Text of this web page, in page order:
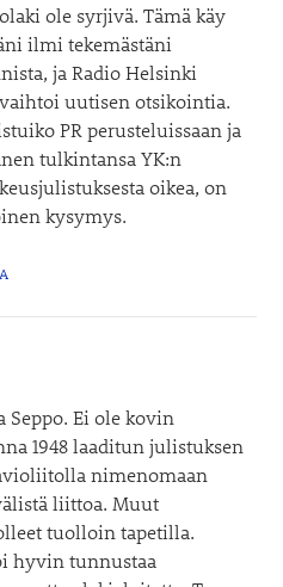
ole syrjivä. Tämä käy
ilmi tekemästäni
ja Radio Helsinki
uutisen otsikointia.
PR perusteluissaan ja
tulkintansa YK:n
oikea, on
kysymys.
Ei ole kovin
1948 laaditun julistuksen
nimenomaan
liittoa. Muut
tuolloin tapetilla.
hyvin tunnustaa